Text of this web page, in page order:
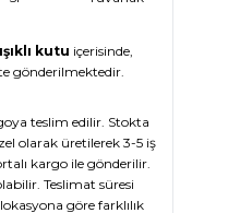
kutu içerisinde,
gönderilmektedir.
teslim edilir. Stokta
olarak üretilerek 3-5 iş
kargo ile gönderilir.
Teslimat süresi
göre farklılık